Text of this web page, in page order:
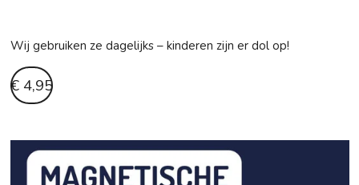
Wij gebruiken ze dagelijks – kinderen zijn er dol op!
€ 4,95